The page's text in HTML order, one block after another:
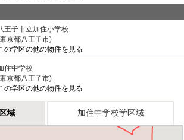
王子市立加住小学校
京都八王子市)
の学区の他の物件を見る
住中学校
京都八王子市)
の学区の他の物件を見る
域 加住中学校学区域